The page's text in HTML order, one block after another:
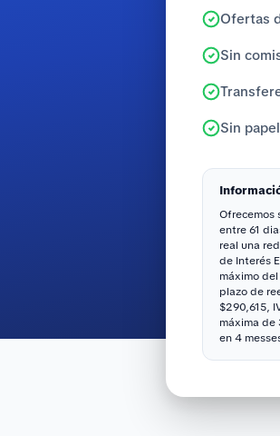
Ofertas
Sin
Sin
Ofrecemos
entre 61
real una
de Interés
máximo
plazo de
$290,615,
máxima
en 4